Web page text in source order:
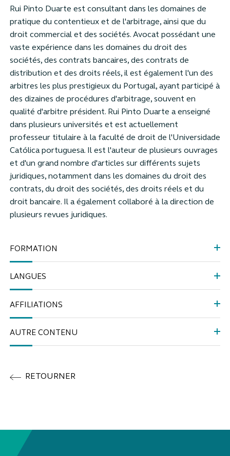
Rui Pinto Duarte est consultant dans les domaines de
pratique du contentieux et de l'arbitrage, ainsi que du
droit commercial et des sociétés. Avocat possédant une
vaste expérience dans les domaines du droit des
sociétés, des contrats bancaires, des contrats de
distribution et des droits réels, il est également l'un des
arbitres les plus prestigieux du Portugal, ayant participé à
des dizaines de procédures d'arbitrage, souvent en
qualité d'arbitre président. Rui Pinto Duarte a enseigné
dans plusieurs universités et est actuellement
professeur titulaire à la faculté de droit de l'Universidade
Católica portuguesa. Il est l'auteur de plusieurs ouvrages
et d'un grand nombre d'articles sur différents sujets
juridiques, notamment dans les domaines du droit des
contrats, du droit des sociétés, des droits réels et du
droit bancaire. Il a également collaboré à la direction de
plusieurs revues juridiques.
FORMATION
LANGUES
AFFILIATIONS
AUTRE CONTENU
RETOURNER